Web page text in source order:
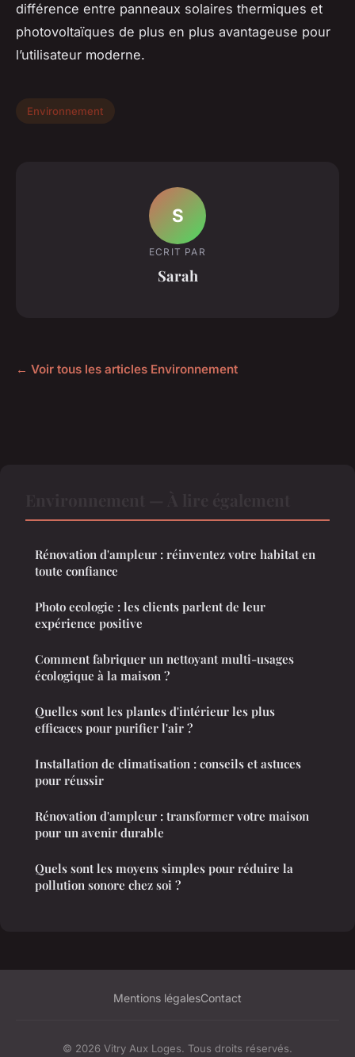
différence entre panneaux solaires thermiques et
photovoltaïques de plus en plus avantageuse pour
l’utilisateur moderne.
Environnement
S
ECRIT PAR
Sarah
← Voir tous les articles Environnement
Rénovation d'ampleur : réinventez votre habitat en
toute confiance
Photo ecologie : les clients parlent de leur
expérience positive
Comment fabriquer un nettoyant multi-usages
écologique à la maison ?
Quelles sont les plantes d'intérieur les plus
efficaces pour purifier l'air ?
Installation de climatisation : conseils et astuces
pour réussir
Rénovation d'ampleur : transformer votre maison
pour un avenir durable
Quels sont les moyens simples pour réduire la
pollution sonore chez soi ?
Mentions légalesContact
© 2026 Vitry Aux Loges. Tous droits réservés.